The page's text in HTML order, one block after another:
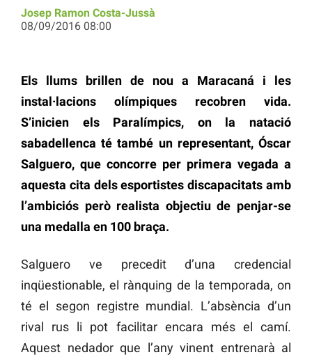
Josep Ramon Costa-Jussà
08/09/2016 08:00
Els llums brillen de nou a Maracaná i les
instal·lacions olímpiques recobren vida.
S’inicien els Paralímpics, on la natació
sabadellenca té també un representant, Óscar
Salguero, que concorre per primera vegada a
aquesta cita dels esportistes discapacitats amb
l’ambiciós però realista objectiu de penjar-se
una medalla en 100 braça.
Salguero ve precedit d’una credencial
inqüestionable, el rànquing de la temporada, on
té el segon registre mundial. L’absència d’un
rival rus li pot facilitar encara més el camí.
Aquest nedador que l’any vinent entrenarà al